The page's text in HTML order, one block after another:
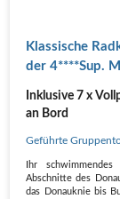
Klassische
der 4****Sup.
Inklusive 7 x
an Bord
Geführte
Ihr
Abschnitte des
das Donauknie bis